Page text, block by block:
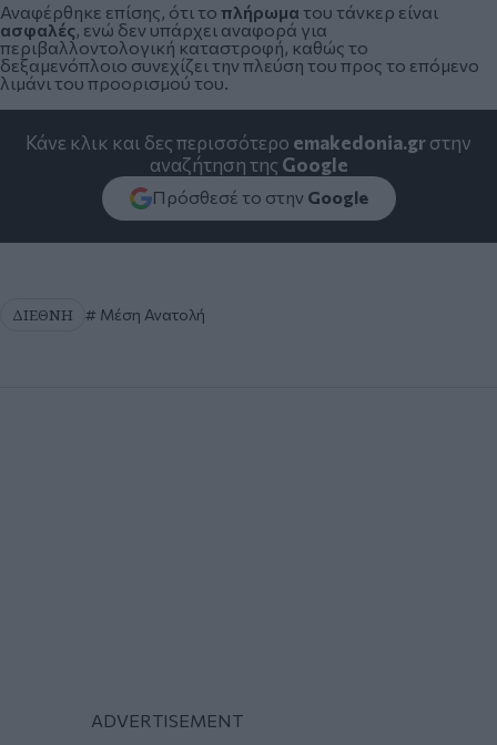
Αναφέρθηκε επίσης, ότι το πλήρωμα του τάνκερ είναι
ασφαλές, ενώ δεν υπάρχει αναφορά για
περιβαλλοντολογική καταστροφή, καθώς το
δεξαμενόπλοιο συνεχίζει την πλεύση του προς το επόμενο
λιμάνι του προορισμού του.
Κάνε κλικ και δες περισσότερο emakedonia.grστην
αναζήτηση της Google
Πρόσθεσέ το στην Google
ΔΙΕΘΝΗ Μέση Ανατολή